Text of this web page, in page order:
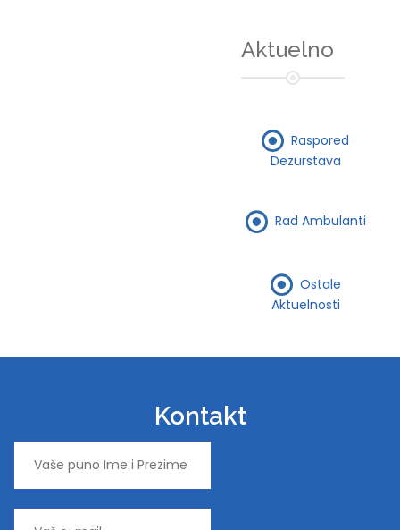
Aktuelno
Raspored
Dezurstava
Rad Ambulanti
Ostale
Aktuelnosti
Kontakt